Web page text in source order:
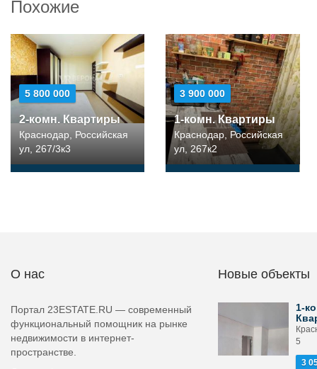
Похожие
5 800 000
2-комн. Квартиры
Краснодар, Российская
ул, 267/3к3
3 900 000
1-комн. Квартиры
Краснодар, Российская
ул, 267к2
О нас
Портал 23ESTATE.RU — современный
функциональный помощник на рынке
недвижимости в интернет-
пространстве.
Новые объекты
1-
5
3